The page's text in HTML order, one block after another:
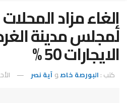
إلغاء مزاد المحلات
لمجلس مدينة
الايجارات 50 %
كتب : البورصة خاصو آية نصر الأحد 23